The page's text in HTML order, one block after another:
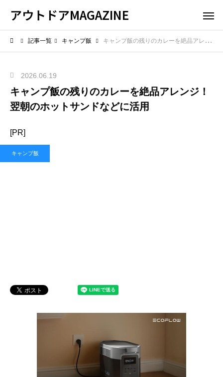
アウトドアMAGAZINE
記事一覧 キャンプ飯 キャンプ飯の残りのカレーを絶品アレンジ！翌朝のホットサンドなどに活用
2026.06.19
キャンプ飯の残りのカレーを絶品アレンジ！
翌朝のホットサンドなどに活用
[PR]
キャンプ飯